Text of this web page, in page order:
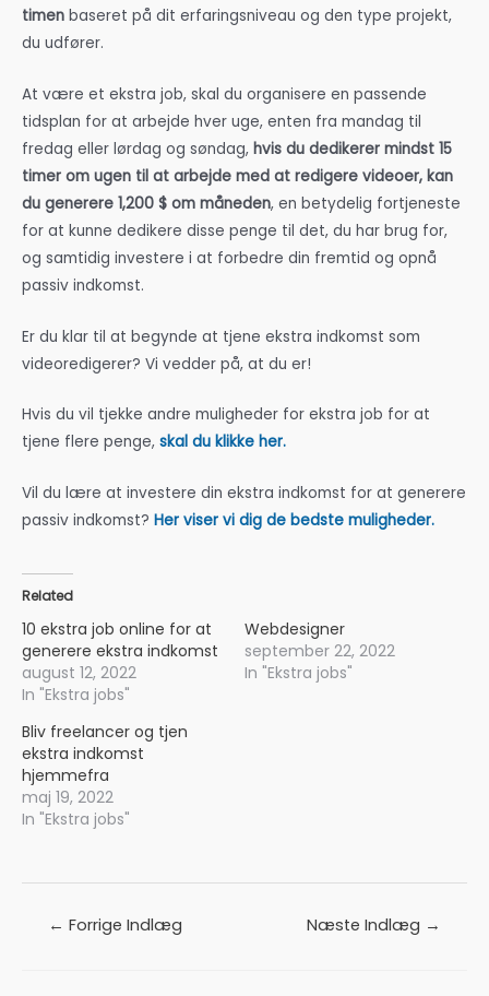
timen baseret på dit erfaringsniveau og den type projekt,
du udfører.
At være et ekstra job, skal du organisere en passende
tidsplan for at arbejde hver uge, enten fra mandag til
fredag eller lørdag og søndag, hvis du dedikerer mindst 15
timer om ugen til at arbejde med at redigere videoer, kan
du generere 1,200 $ om måneden, en betydelig fortjeneste
for at kunne dedikere disse penge til det, du har brug for,
og samtidig investere i at forbedre din fremtid og opnå
passiv indkomst.
Er du klar til at begynde at tjene ekstra indkomst som
videoredigerer? Vi vedder på, at du er!
Hvis du vil tjekke andre muligheder for ekstra job for at
tjene flere penge, skal du klikke her.
Vil du lære at investere din ekstra indkomst for at generere
passiv indkomst? Her viser vi dig de bedste muligheder.
Related
10 ekstra job online for at
generere ekstra indkomst
august 12, 2022
In "Ekstra jobs"
Webdesigner
september 22, 2022
In "Ekstra jobs"
Bliv freelancer og tjen
ekstra indkomst
hjemmefra
maj 19, 2022
In "Ekstra jobs"
Indlægsnavigation
← Forrige Indlæg Næste Indlæg →